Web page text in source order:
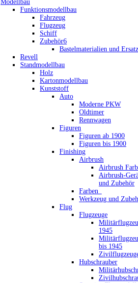
Modellbau
Funktionsmodellbau
Fahrzeug
Flugzeug
Schiff
Zubehör6
Bastelmaterialien und
Revell
Standmodellbau
Holz
Kartonmodellbau
Kunststoff
Auto
Moderne PKW
Oldtimer
Rennwagen
Figuren
Figuren ab 1900
Figuren bis 1900
Finishing
Airbrush
Airbrush
Airbrush-
und Zubehör
Farben_
Werkzeug und
Flug
Flugzeuge
1945
bis 1945
Hubschrauber